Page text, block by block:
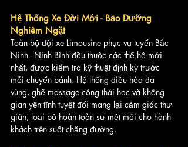
Hệ Thống Xe Đời Mới - Bảo Dưỡng
Nghiêm Ngặt
Toàn bộ đội xe Limousine phục vụ tuyến Bắc
Ninh - Ninh Bình đều thuộc các thế hệ mới
nhất, được kiểm tra kỹ thuật định kỳ trước
mỗi chuyến bánh. Hệ thống điều hòa đa
vùng, ghế massage công thái học và không
gian yên tĩnh tuyệt đối mang lại cảm giác thư
giãn, loại bỏ hoàn toàn sự mệt mỏi cho hành
khách trên suốt chặng đường.